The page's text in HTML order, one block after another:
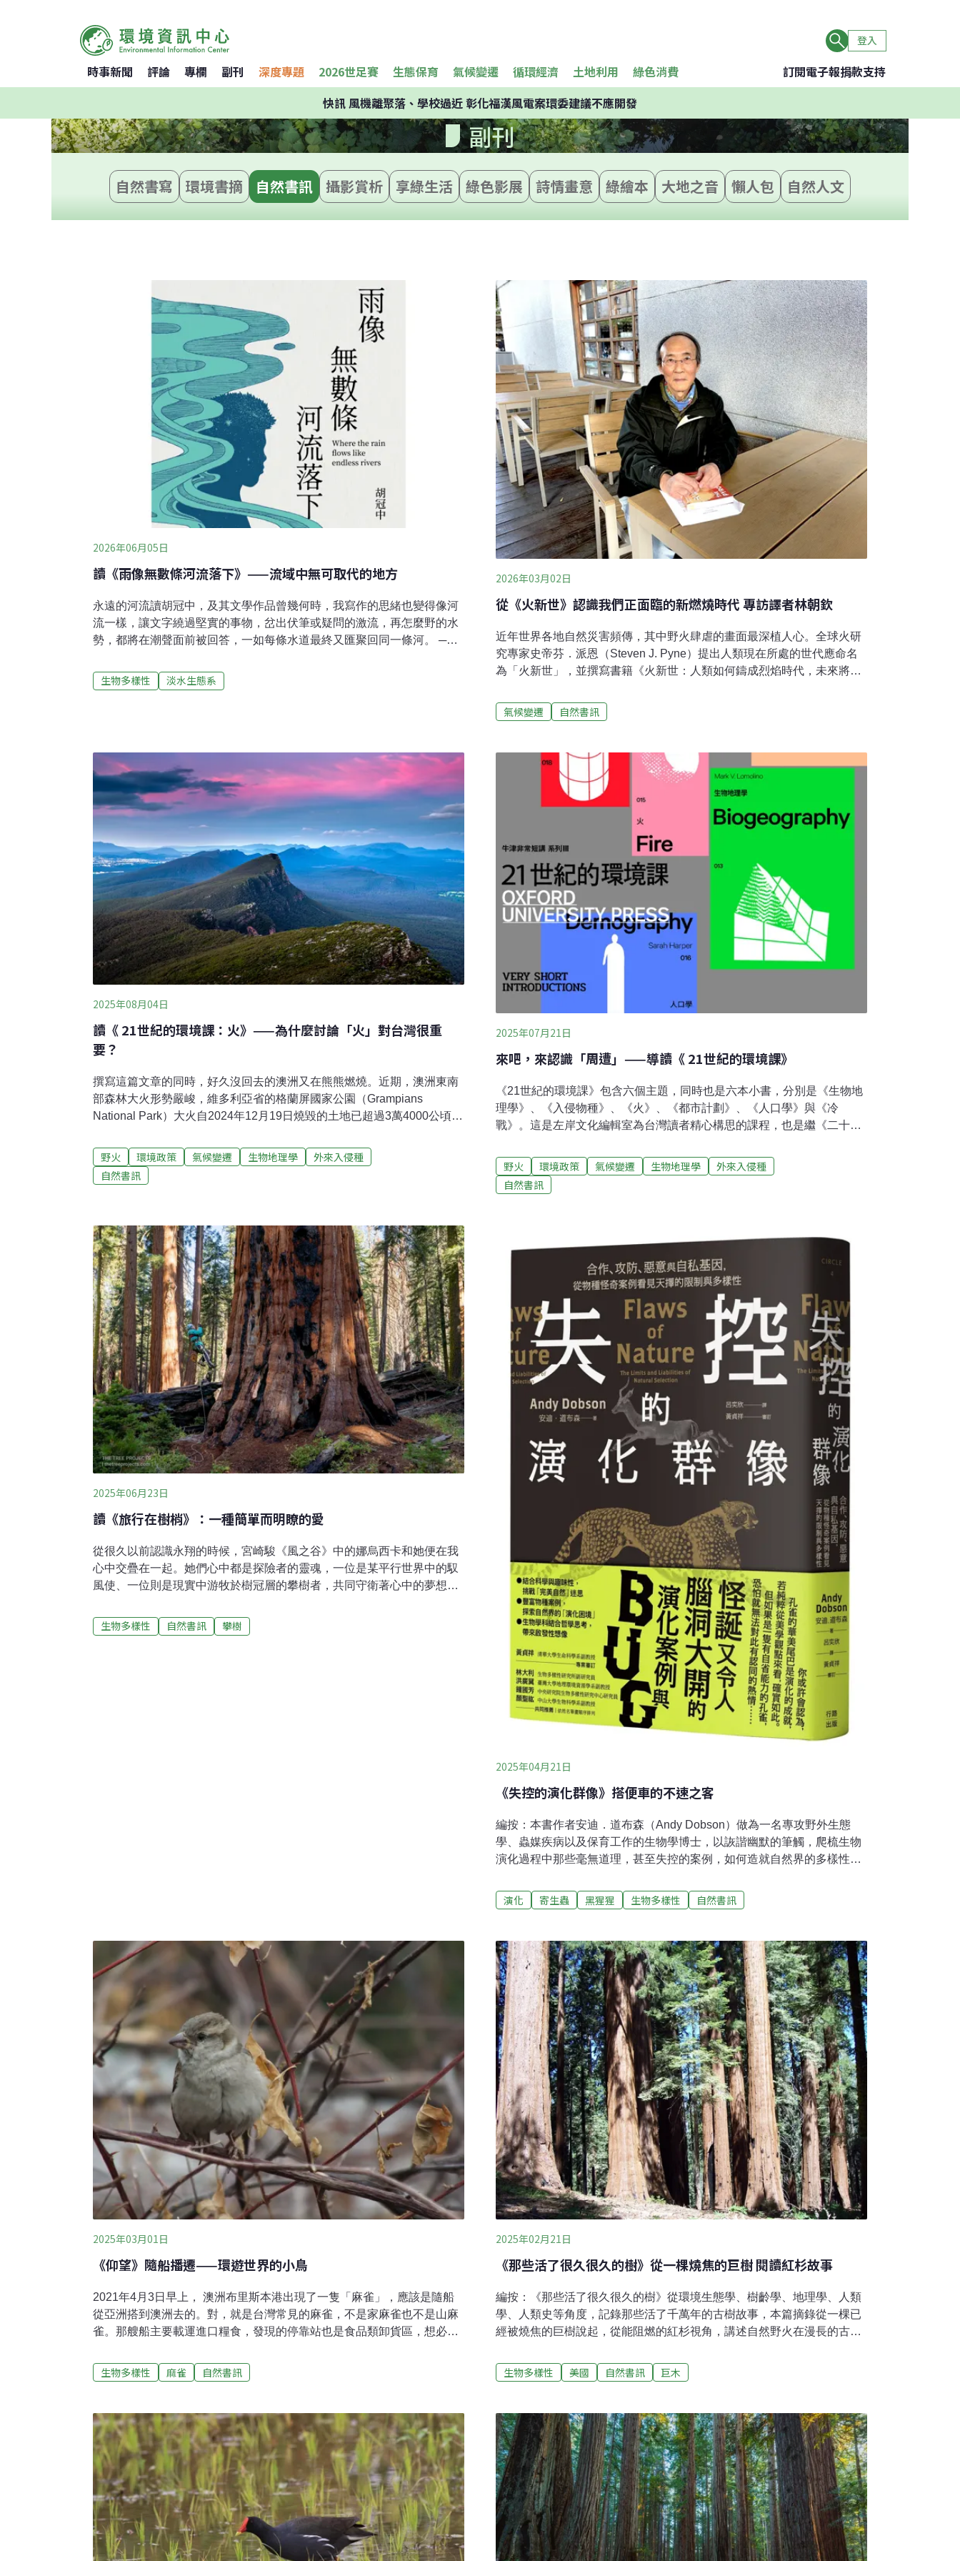
登入
時事新聞 評論 專欄 副刊 深度專題 2026世足賽 生態保育 氣候變遷 循環經濟 土地利用 綠色消費 訂閱電子報捐款支持
快訊風機離聚落、學校過近 彰化福漢風電案環委建議不應開發
副刊
自然書寫 環境書摘 自然書訊 攝影賞析 享綠生活 綠色影展 詩情畫意 綠繪本 大地之音 懶人包 自然人文
2026年06月05日
讀《雨像無數條河流落下》——流域中無可取代的地方
永遠的河流讀胡冠中，及其文學作品曾幾何時，我寫作的思緒也變得像河
流一樣，讓文字繞過堅實的事物，岔出伏筆或疑問的激流，再怎麼野的水
勢，都將在潮聲面前被回答，一如每條水道最終又匯聚回同一條河。 ──
到，某種自己很偶爾才會出現的，專注、充滿動能、即興又流暢的書寫狀
態——如泉湧，如河流，姑且就稱之為「河流狀態」吧。如河的文章，例
成立。他在營隊中也有自己的課程要準備，但他彷彿能隨時處於寫作的狀
態，多麼令人欽羨的才能。我想除了天生對聲音與節奏的敏銳度，還需要
長久的鍛鍊與持守，才能讓這種專注的文思，不致被繁瑣的日常與零碎的
資訊分神沖散。遙遙旁觀，冠中的
生物多樣性 淡水生態系
2026年03月02日
從《火新世》認識我們正面臨的新燃燒時代 專訪譯者林朝欽
近年世界各地自然災害頻傳，其中野火肆虐的畫面最深植人心。全球火研
究專家史帝芬．派恩（Steven J. Pyne）提出人類現在所處的世代應命名
為「火新世」，並撰寫書籍《火新世：人類如何鑄成烈焰時代，未來將燃
所建構的新秩序，並找到自己的位置。為了翻譯這本書，譯者林朝欽用了
半年時間與作者來回溝通討論，本次接受《環境資訊中心》訪問，除了暢
的燃燒所定義的時代火新世（The Pyrocene）的字首pyro源自希臘語
pry，意思就是「火」，而字尾cene則源自希臘語 kainos，意指「新的
世」。「派恩不是想以『火新世』創建一個學術名詞，而是希望提示火已
經全面進入人類生活，書中許多隱喻表達了他的觀點。」《火新世》譯者
氣候變遷 自然書訊
2025年08月04日
讀《 21世紀的環境課：火》——為什麼討論「火」對台灣很重
要？
撰寫這篇文章的同時，好久沒回去的澳洲又在熊熊燃燒。近期，澳洲東南
部森林大火形勢嚴峻，維多利亞省的格蘭屏國家公園（Grampians
National Park）大火自2024年12月19日燒毀的土地已超過3萬4000公頃，
戰。主管機關對霍爾斯加普（Halls Gap）等地區發布緊急撤離令，並警告
隨著聖誕節的夏季高溫來臨，林火風險加劇。新南威爾斯省內陸和東北部
因高溫和大風加速火勢蔓延，主管機關對雪梨地區全面實施禁火令，建議
的澳洲森林大火以來，澳洲規模最大的一次。當時，我正在昆士蘭大學讀
博士班，準備收拾行李回台灣過年。有一天起床，窗外一片霧霾，PM2.5
的濃度達到每立方公尺150.8微克。還以為是
野火 環境政策 氣候變遷 生物地理學
外來入侵種
自然書訊
2025年07月21日
來吧，來認識「周遭」——導讀《 21世紀的環境課》
《21世紀的環境課》包含六個主題，同時也是六本小書，分別是《生物地
理學》、《入侵物種》、《火》、《都市計劃》、《人口學》與《冷
戰》。這是左岸文化編輯室為台灣讀者精心構思的課程，也是繼《二十世
課》的六本指定閱讀均出自牛津大學出版社的Very Short Introduction書
系。如書系名所示，這些書都非常短，文字洗鍊，由各領域的中堅學者撰
寫，如同進入各領域的敲門磚或拱心石（keystone）。在規劃《21世紀的
學》是由《通往世界的植物》、《橫斷台灣》的作者游旨价翻譯與導讀，
《入侵物種》則是中山大學的生物學者顏聖紘、《人口學》是政治大學社
會學者鄭力軒、《火》為生物多樣性研究所的生物學家林大利、《都市計
野火 環境政策 氣候變遷 生物地理學
外來入侵種
自然書訊
2025年06月23日
讀《旅行在樹梢》：一種簡單而明瞭的愛
從很久以前認識永翔的時候，宮崎駿《風之谷》中的娜烏西卡和她便在我
心中交疊在一起。她們心中都是探險者的靈魂，一位是某平行世界中的馭
風使、一位則是現實中游牧於樹冠層的攀樹者，共同守衛著心中的夢想。
年娜烏西卡與永翔重疊起來的影像：一位祕密地在地下室培養從腐海裡蒐
集而來的孢子，用乾淨的水培育真菌與樹苗，試圖在混濁惡世中理解源
生物多樣性 自然書訊 攀樹
2025年04月21日
《失控的演化群像》搭便車的不速之客
編按：本書作者安迪．道布森（Andy Dobson）做為一名專攻野外生態
學、蟲媒疾病以及保育工作的生物學博士，以詼諧幽默的筆觸，爬梳生物
演化過程中那些毫無道理，甚至失控的案例，如何造就自然界的多樣性和
族群。牠還能勉強聽見大家的動靜——不過，這是非洲西部的森林，光是
距離一百公尺就已遠得足以令牠脫離族群的視線。牠爬上樹，爬到一半，
得這氣味——那表示應該迴避，如果避不掉，那就應該大聲發布訊號，這
樣便可以驅趕豹子，但前提是大家要齊心協力。這小傢伙繼續爬，沒發出
聲音，也沒表現出恐懼，就只是好奇。正當牠頭一抬，平視這個洞時，裡
頭發出了嘶嘶聲與咆哮聲；一隻母豹把小獸留在這裡，自己則去打獵。黑
猩猩很開心，牠把頭往旁邊一斜，考慮把手探進洞裡，隨後就開始這樣
做，但又很快收回來，因為小
演化 寄生蟲 黑猩猩 生物多樣性 自然書訊
2025年03月01日
《仰望》隨船播遷——環遊世界的小鳥
2021年4月3日早上， 澳洲布里斯本港出現了一隻「麻雀」，應該是隨船
從亞洲搭到澳洲去的。對，就是台灣常見的麻雀，不是家麻雀也不是山麻
雀。那艘船主要載運進口糧食，發現的停靠站也是食品類卸貨區，想必這
紀錄傳出去的，想不到吧！他真的是我見過最瘋狂的賞鳥人，到底誰沒事
會去巡視港口找小鳥啊？大家要知道，即便麻雀在台灣滿地都是，在澳洲
種）。無論如何，這次就是被老闆堵到了，成為這隻誤上賊船、不小心抵
達澳洲的麻雀的第一發現者。消息一出，由於eBird系統會自動發信通知，
眾多澳洲鳥人馬上就暴動聚集到港口去。不過，港口全區基本上都是管制
區，碼頭工人不太喜歡鳥人在附近晃來晃去，保全也請鳥人離開。但是，
賞鳥人可不會就此善罷甘休，紛紛打電話去港口管理單位，請求讓他們進
去欣賞和拍攝這隻
生物多樣性 麻雀 自然書訊
2025年02月21日
《那些活了很久很久的樹》從一棵燒焦的巨樹 閱讀紅杉故事
編按：《那些活了很久很久的樹》從環境生態學、樹齡學、地理學、人類
學、人類史等角度，記錄那些活了千萬年的古樹故事，本篇摘錄從一棵已
經被燒焦的巨樹說起，從能阻燃的紅杉視角，講述自然野火在漫長的古樹
了，但依舊像過去千百年那般站在原地。在被大火（這是大自然最受誤解
的一種力量）吞噬之後，它只剩下一具焦黑的軀殼，四周則散布著一層厚
後，已經草木不生，一片荒蕪。我們把車子停在紅杉國家公園內的梣嶺山
脈（Ash Peaks Ridge）東邊那條「將軍公路」（General's Highway）
旁。春末的陽光照得眼前的斷崖和山脊閃閃發亮。然而，當我們俯瞰著下
方的山坡時，卻只看到一棵棵被2021年那場KNP複合野火（KNP
Complex Fire）以及溫蒂野火（Windy Fire）燒毀
生物多樣性 美國 自然書訊 巨木